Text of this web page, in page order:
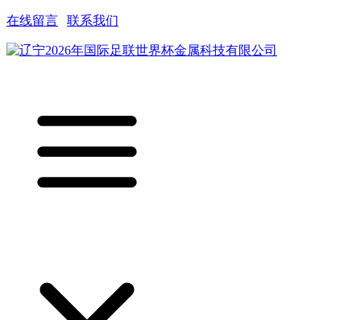
在线留言 联系我们